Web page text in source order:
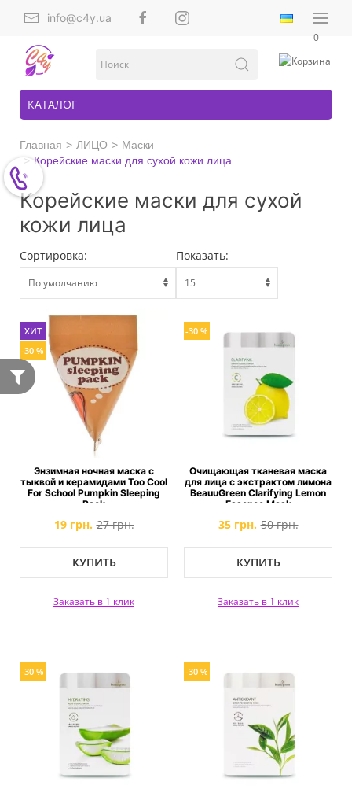
info@c4y.ua
0
КАТАЛОГ
Главная ЛИЦО
Маски
Корейские маски для сухой кожи лица
Корейские маски для сухой
кожи лица
Сортировка: Показать:
ХИТ
-30 %
Энзимная ночная маска с
тыквой и керамидами Too Cool
For School Pumpkin Sleeping
Pack
19 грн. 27 грн.
КУПИТЬ
Заказать в 1 клик
-30 %
Очищающая тканевая маска
для лица c экстрактом лимона
BeauuGreen Clarifying Lemon
Essence Mask
35 грн. 50 грн.
КУПИТЬ
Заказать в 1 клик
-30 % -30 %